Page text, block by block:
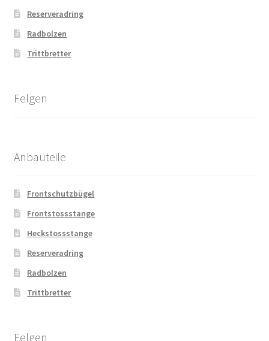
Reserveradring
Radbolzen
Trittbretter
Felgen
Anbauteile
Frontschutzbügel
Frontstossstange
Heckstossstange
Reserveradring
Radbolzen
Trittbretter
Felgen